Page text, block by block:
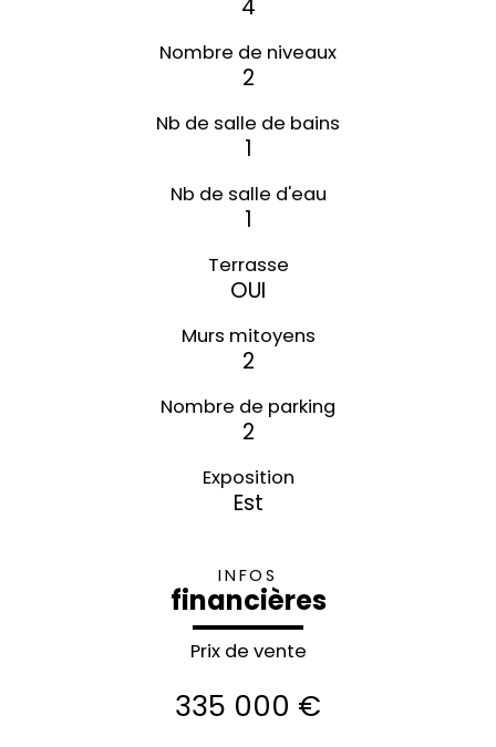
4
Nombre de niveaux
2
Nb de salle de bains
1
Nb de salle d'eau
1
Terrasse
OUI
Murs mitoyens
2
Nombre de parking
2
Exposition
Est
INFOS
financières
Prix de vente
335 000 €